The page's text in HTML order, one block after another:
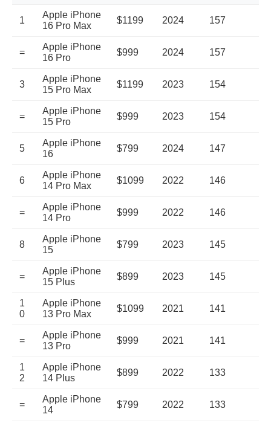
1
Apple iPhone
16 Pro Max
$1199 2024 157
=
Apple iPhone
16 Pro
$999 2024 157
3
Apple iPhone
15 Pro Max
$1199 2023 154
=
Apple iPhone
15 Pro
$999 2023 154
5
Apple iPhone
16
$799 2024 147
6
Apple iPhone
14 Pro Max
$1099 2022 146
=
Apple iPhone
14 Pro
$999 2022 146
8
Apple iPhone
15
$799 2023 145
=
Apple iPhone
15 Plus
$899 2023 145
1
0
Apple iPhone
13 Pro Max
$1099 2021 141
=
Apple iPhone
13 Pro
$999 2021 141
1
2
Apple iPhone
14 Plus
$899 2022 133
=
Apple iPhone
14
$799 2022 133